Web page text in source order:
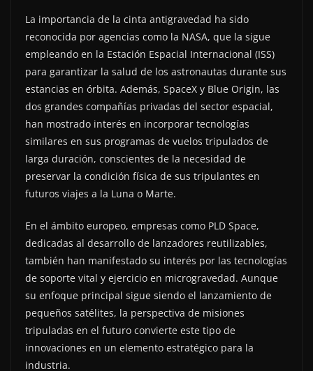
La importancia de la cinta antigravedad ha sido
reconocida por agencias como la NASA, que la sigue
empleando en la Estación Espacial Internacional (ISS)
para garantizar la salud de los astronautas durante sus
estancias en órbita. Además, SpaceX y Blue Origin, las
dos grandes compañías privadas del sector espacial,
han mostrado interés en incorporar tecnologías
similares en sus programas de vuelos tripulados de
larga duración, conscientes de la necesidad de
preservar la condición física de sus tripulantes en
futuros viajes a la Luna o Marte.
En el ámbito europeo, empresas como PLD Space,
dedicadas al desarrollo de lanzadores reutilizables,
también han manifestado su interés por las tecnologías
de soporte vital y ejercicio en microgravedad. Aunque
su enfoque principal sigue siendo el lanzamiento de
pequeños satélites, la perspectiva de misiones
tripuladas en el futuro convierte este tipo de
innovaciones en un elemento estratégico para la
industria.